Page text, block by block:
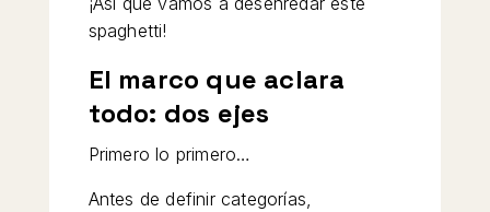
spaghetti!
El marco que aclara
todo: dos ejes
Primero lo primero…
Antes de definir categorías,